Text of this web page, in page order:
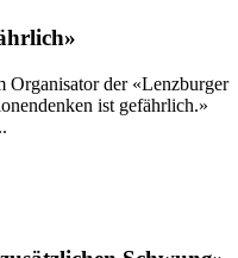
der «Lenzburger
ist gefährlich.»